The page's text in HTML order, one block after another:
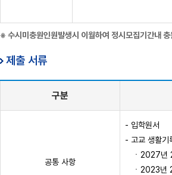
※ 수시미충원인원발생시 이월하여 정시모집기간내
제출 서류
구분
공통 사항
- 입학원서
- 고교 생활기
ㆍ2027년 2
ㆍ2023년 2